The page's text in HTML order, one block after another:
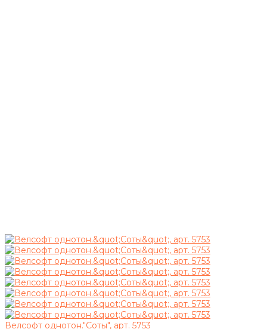
Велсофт однотон."Соты", арт. 5753